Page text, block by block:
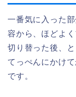
一番気に入った
容から、ほどよ
切り替った後、
てっぺんにかけ
です。